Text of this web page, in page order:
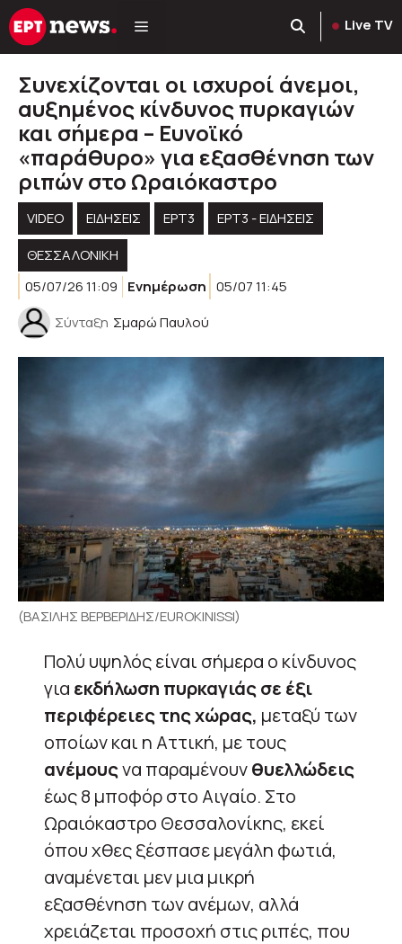
Μετάβαση
σε
Live TV
Συνεχίζονται οι ισχυροί άνεμοι,
αυξημένος κίνδυνος πυρκαγιών
και σήμερα – Ευνοϊκό
«παράθυρο» για εξασθένηση των
ριπών στο Ωραιόκαστρο
VIDEO ΕΙΔΗΣΕΙΣ ΕΡΤ3
ΕΡΤ3 - ΕΙΔΉΣΕΙΣ
ΘΕΣΣΑΛΟΝΙΚΗ
05/07/26 11:09
Ενημέρωση 05/07 11:45
Σύνταξη Σμαρώ Παυλού
(ΒΑΣΙΛΗΣ ΒΕΡΒΕΡΙΔΗΣ/EUROKINISSI)
Πολύ υψηλός είναι σήμερα ο κίνδυνος
για εκδήλωση πυρκαγιάς σε έξι
περιφέρειες της χώρας, μεταξύ των
οποίων και η Αττική, με τους
ανέμουςνα παραμένουνθυελλώδεις
έως 8 μποφόρ στο Αιγαίο. Στο
Ωραιόκαστρο Θεσσαλονίκης, εκεί
όπου χθες ξέσπασε μεγάλη φωτιά,
αναμένεται μεν μια μικρή
εξασθένηση των ανέμων, αλλά
χρειάζεται προσοχή στις ριπές, που